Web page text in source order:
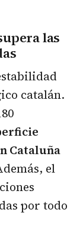
las
catalán.
Cataluña
el
por todo